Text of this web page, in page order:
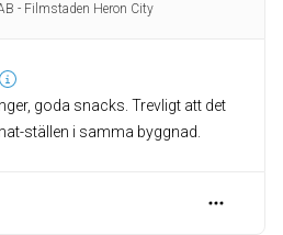
- Filmstaden Heron City
goda snacks. Trevligt att det
ställen i samma byggnad.